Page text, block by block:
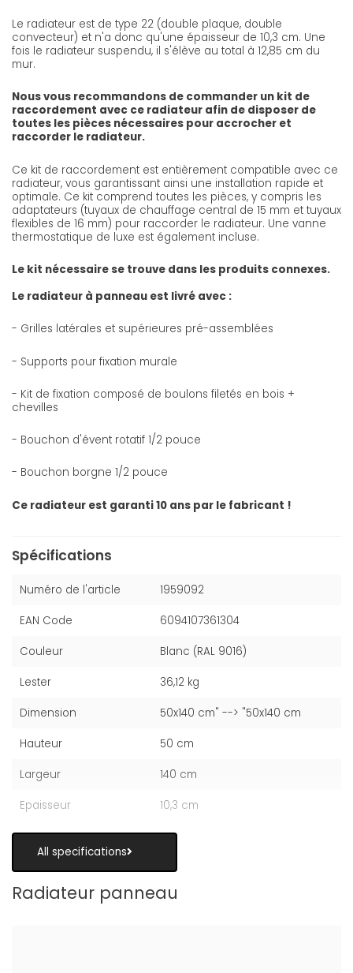
Le radiateur est de type 22 (double plaque, double
convecteur) et n'a donc qu'une épaisseur de 10,3 cm. Une
fois le radiateur suspendu, il s'élève au total à 12,85 cm du
mur.
Nous vous recommandons de commander un kit de
raccordement avec ce radiateur afin de disposer de
toutes les pièces nécessaires pour accrocher et
raccorder le radiateur.
Ce kit de raccordement est entièrement compatible avec ce
radiateur, vous garantissant ainsi une installation rapide et
optimale. Ce kit comprend toutes les pièces, y compris les
adaptateurs (tuyaux de chauffage central de 15 mm et tuyaux
flexibles de 16 mm) pour raccorder le radiateur. Une vanne
thermostatique de luxe est également incluse.
Le kit nécessaire se trouve dans les produits connexes.
Le radiateur à panneau est livré avec :
- Grilles latérales et supérieures pré-assemblées
- Supports pour fixation murale
- Kit de fixation composé de boulons filetés en bois +
chevilles
- Bouchon d'évent rotatif 1/2 pouce
- Bouchon borgne 1/2 pouce
Ce radiateur est garanti 10 ans par le fabricant !
Spécifications
Numéro de l'article 1959092
EAN Code 6094107361304
Couleur Blanc (RAL 9016)
Lester 36,12 kg
Dimension 50x140 cm" --> "50x140 cm
Hauteur 50 cm
Largeur 140 cm
Epaisseur 10,3 cm
All specifications
Radiateur panneau